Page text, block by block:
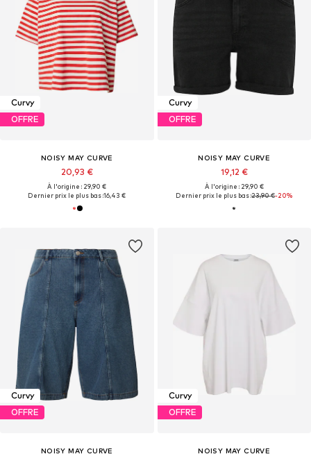
Curvy
OFFRE
NOISY MAY CURVE
20,93 €
À l'origine : 29,90 €
Dernier prix le plus bas :16,43 €
Curvy
OFFRE
NOISY MAY CURVE
19,12 €
À l'origine : 29,90 €
Dernier prix le plus bas :23,90 €-20%
Curvy
OFFRE
NOISY MAY CURVE
Curvy
OFFRE
NOISY MAY CURVE